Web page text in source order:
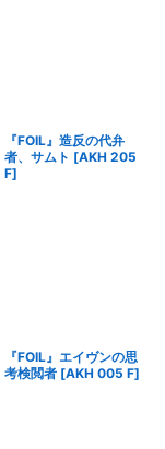
『FOIL』造反の代弁
者、サムト [AKH 205
F]
『FOIL』エイヴンの思
考検閲者 [AKH 005 F]